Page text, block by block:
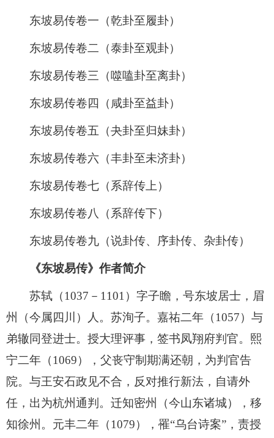
东坡易传卷一（乾卦至履卦）
东坡易传卷二（泰卦至观卦）
东坡易传卷三（噬嗑卦至离卦）
东坡易传卷四（咸卦至益卦）
东坡易传卷五（夬卦至归妹卦）
东坡易传卷六（丰卦至未济卦）
东坡易传卷七（系辞传上）
东坡易传卷八（系辞传下）
东坡易传卷九（说卦传、序卦传、杂卦传）
《东坡易传》作者简介
苏轼（1037－1101）字子瞻，号东坡居士，眉
州（今属四川）人。苏洵子。嘉祐二年（1057）与
弟辙同登进士。授大理评事，签书凤翔府判官。熙
宁二年（1069），父丧守制期满还朝，为判官告
院。与王安石政见不合，反对推行新法，自请外
任，出为杭州通判。迁知密州（今山东诸城），移
知徐州。元丰二年（1079），罹“乌台诗案”，责授